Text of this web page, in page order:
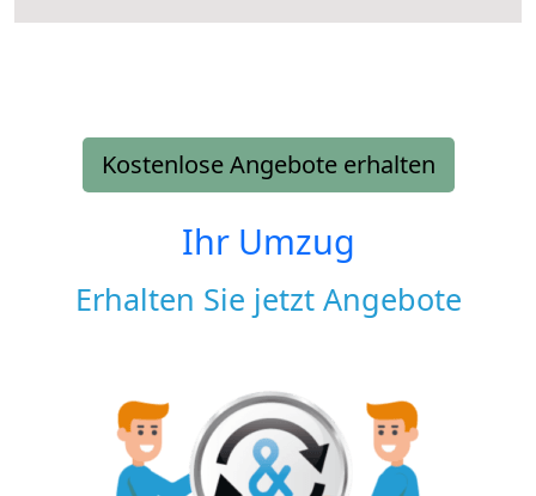
Kostenlose Angebote erhalten
Ihr Umzug
Erhalten Sie jetzt Angebote